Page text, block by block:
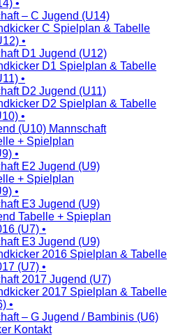
•
– C Jugend (U14)
C Spielplan & Tabelle
•
D1 Jugend (U12)
D1 Spielplan & Tabelle
•
D2 Jugend (U11)
D2 Spielplan & Tabelle
•
(U10) Mannschaft
+ Spielplan
•
E2 Jugend (U9)
+ Spielplan
•
E3 Jugend (U9)
Tabelle + Spieplan
(U7) •
E3 Jugend (U9)
2016 Spielplan & Tabelle
(U7) •
2017 Jugend (U7)
2017 Spielplan & Tabelle
•
– G Jugend / Bambinis (U6)
Kontakt